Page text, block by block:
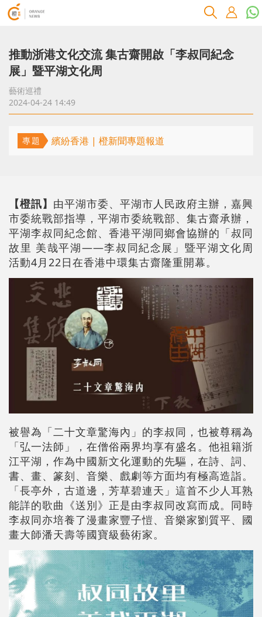
推動浙港文化交流 集古齋開啟「李叔同紀念
展」暨平湖文化周
藝術巡禮
2024-04-24 14:49
專題 繽紛香港 | 橙新聞專題報道
【橙訊】 由平湖市委、平湖市人民政府主辦，嘉興
市委統戰部指導，平湖市委統戰部、集古齋承辦，
平湖李叔同紀念館、香港平湖同鄉會協辦的「叔同
故里 美哉平湖——李叔同紀念展」暨平湖文化周
活動4月22日在香港中環集古齋隆重開幕。
被譽為「二十文章驚海內」的李叔同，也被尊稱為
「弘一法師」，在僧俗兩界均享有盛名。他祖籍浙
江平湖，作為中國新文化運動的先驅，在詩、詞、
書、畫、篆刻、音樂、戲劇等方面均有極高造詣。
「長亭外，古道邊，芳草碧連天」這首不少人耳熟
能詳的歌曲《送別》正是由李叔同改寫而成。同時
李叔同亦培養了漫畫家豐子愷、音樂家劉質平、國
畫大師潘天壽等國寶級藝術家。